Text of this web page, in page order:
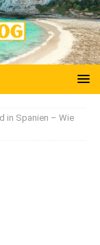
in Spanien – Wie